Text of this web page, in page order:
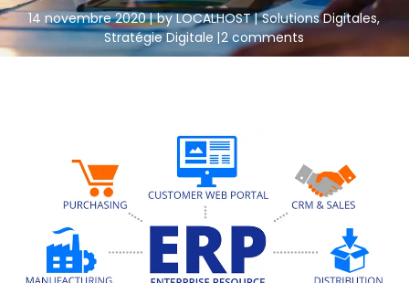
14 novembre 2020 byLOCALHOST Solutions Digitales,
Stratégie Digitale 2 comments